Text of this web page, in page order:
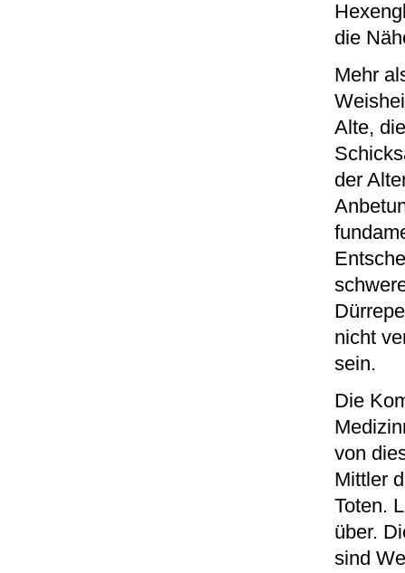
die
Mehr
Alte,
der
nicht
sein.
Die
von
Mittler
Toten.
über.
sind